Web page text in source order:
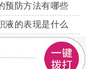
预防方法有哪些
液的表现是什么